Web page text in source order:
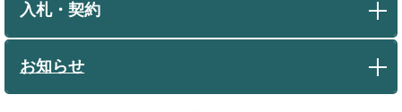
入札・契約
お知らせ